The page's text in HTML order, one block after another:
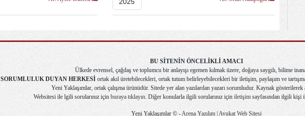
BU SİTENİN ÖNCELİKLİ AMACI
Ülkede evrensel, çağdaş ve toplumcu bir anlayışı egemen kılmak üzere, doğaya saygılı, bilime
SORUMLULUK DUYAN HERKESİ ortak akıl üretebilecekleri, ortak tutum belirleyebilecekleri bir iletişim, paylaşım ve
Yeni Yaklaşımlar, ortak çalışma ürünüdür. Sitede yer alan yazılardan yazarı sorumludur. Kaynak gösterilerek
Websitesi ile lgili sorularınız için buraya tıklayın. Diğer konularla ilgili sorularınız için iletişim sayfasından ilgili kişi
Yeni Yaklaşımlar © -Arena Yazılım | Avukat Web Sitesi